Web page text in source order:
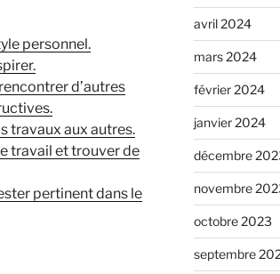
personnel.
d’autres
travaux aux autres.
travail et trouver de
pertinent dans le
avril 2024
mars 2024
février 2024
janvier 2024
décembre
novembre
octobre 2023
septembre